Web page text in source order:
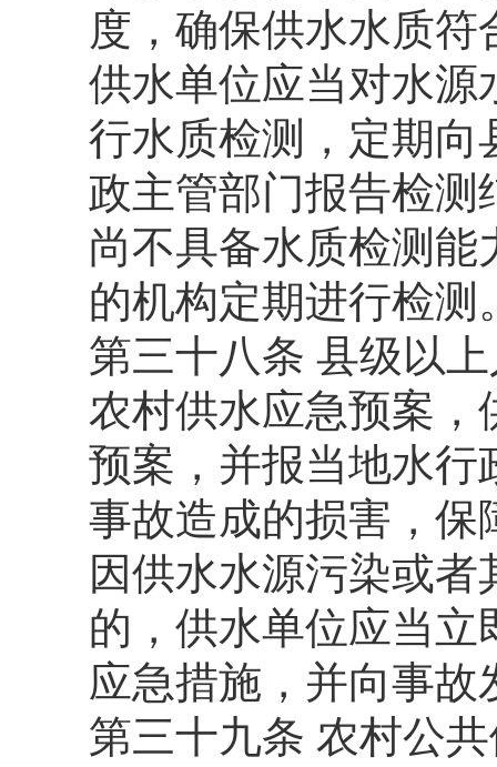
度，确保供水水质
供水单位应当对水源
行水质检测，定期向
政主管部门报告检测
尚不具备水质检测
的机构定期进行检测
第三十八条 县级以
农村供水应急预案，
预案，并报当地水行
事故造成的损害，保
因供水水源污染或
的，供水单位应当
应急措施，并向事
第三十九条 农村公